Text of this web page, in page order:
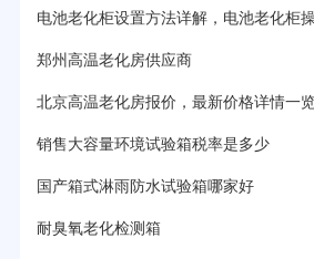
电池老化柜设置方法详解，电池老化柜
郑州高温老化房供应商
北京高温老化房报价，最新价格详情一
销售大容量环境试验箱税率是多少
国产箱式淋雨防水试验箱哪家好
耐臭氧老化检测箱